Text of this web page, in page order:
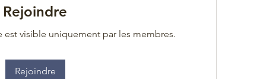
Rejoindre
visible uniquement par les membres.
Rejoindre